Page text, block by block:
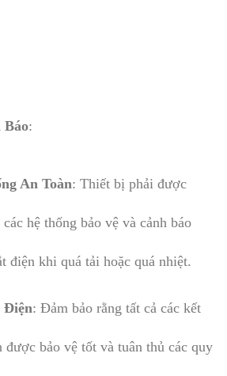
Báo:
An Toàn: Thiết bị phải được
hệ thống bảo vệ và cảnh báo
điện khi quá tải hoặc quá nhiệt.
Điện: Đảm bảo rằng tất cả các kết
được bảo vệ tốt và tuân thủ các quy